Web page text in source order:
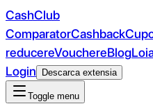
CashClub
ComparatorCashback
reducereVouchereBlog
Login
Descarca extensia
Toggle menu